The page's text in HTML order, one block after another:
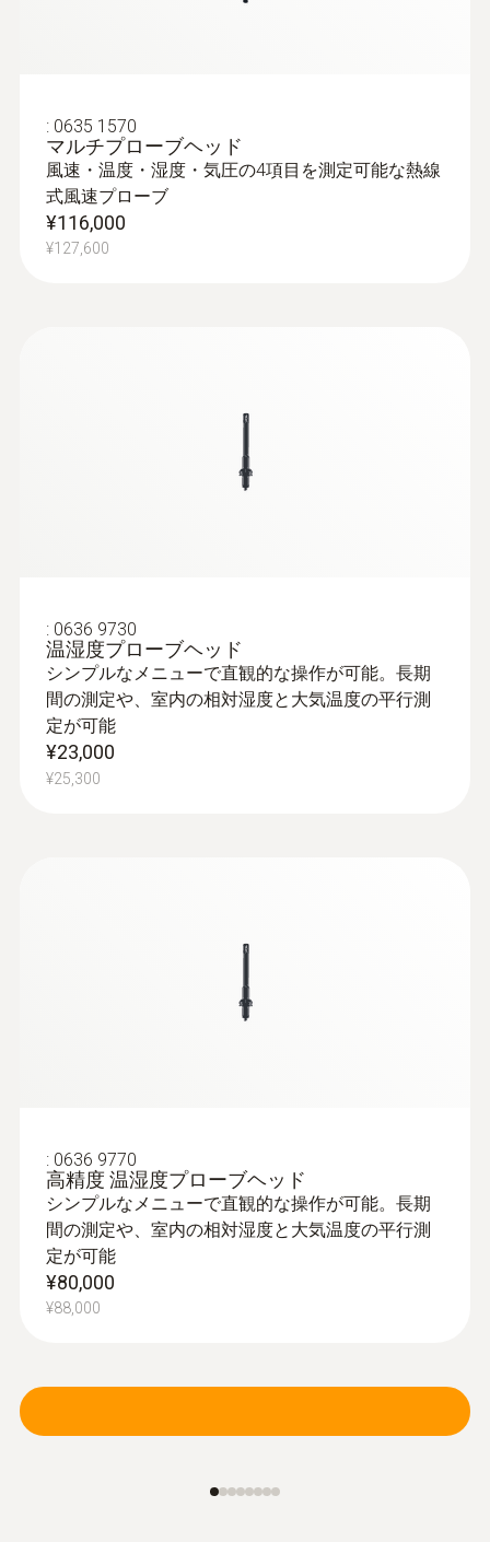
: 0635 1570
マルチプローブヘッド
風速・温度・湿度・気圧の4項目を測定可能な熱線
式風速プローブ
¥116,000
¥127,600
: 0636 9730
温湿度プローブヘッド
シンプルなメニューで直観的な操作が可能。長期
間の測定や、室内の相対湿度と大気温度の平行測
定が可能
¥23,000
¥25,300
: 0636 9770
高精度 温湿度プローブヘッド
シンプルなメニューで直観的な操作が可能。長期
間の測定や、室内の相対湿度と大気温度の平行測
定が可能
¥80,000
¥88,000